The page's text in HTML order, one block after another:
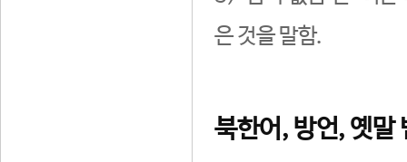
은 것을 말함.
북한어, 방언, 옛말